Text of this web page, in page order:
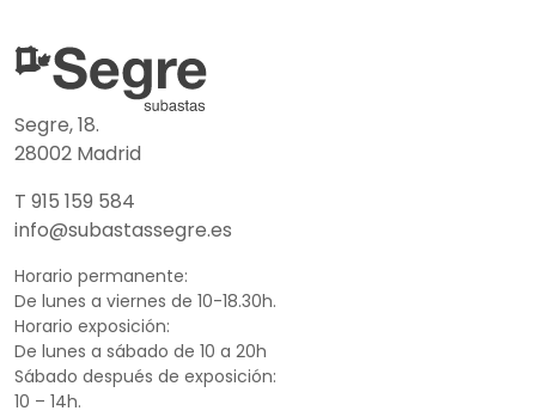
Segre, 18.
28002 Madrid
T 915 159 584
info@subastassegre.es
Horario permanente:
De lunes a viernes de 10-18.30h.
Horario exposición:
De lunes a sábado de 10 a 20h
Sábado después de exposición:
10 – 14h.